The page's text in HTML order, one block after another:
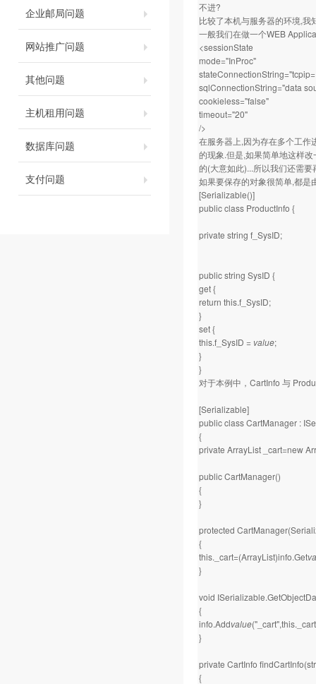
企业邮局问题
网站推广问题
其他问题
主机租用问题
数据库问题
支付问题
不进?
比较了本机与服务器的环境,
一般我们在做一个WEB
<sessionState
mode="InProc"
sqlConnectionString="data
cookieless="false"
timeout="20"
/>
在服务器上,因为存在多个工
的现象.但是,如果简单地这样
的(大意如此)...所以我们还需
如果要保存的对象很简单,都是
[Serializable()]
public class ProductInfo {
private string f_SysID;
public string SysID {
get {
return this.f_SysID;
}
set {
this.f_SysID = value;
}
}
对于本例中，CartInfo 与
[Serializable]
public class CartManager :
{
private ArrayList _cart=new
public CartManager()
{
}
protected
{
this._cart=(ArrayList)info.Get
}
void
{
info.Addvalue
}
private CartInfo
{